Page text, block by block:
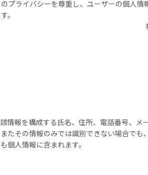
プライバシーを尊重し、ユーザーの個人情
。
情報を構成する氏名、住所、電話番号、メ
たその情報のみでは識別できない場合でも
個人情報に含まれます。